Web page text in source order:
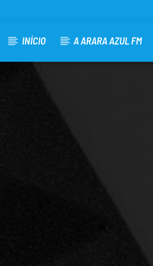
INÍCIO A ARARA AZUL FM